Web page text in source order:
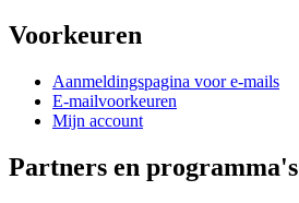
Voorkeuren
Aanmeldingspagina voor e-mails
E-mailvoorkeuren
Mijn account
Partners en programma's